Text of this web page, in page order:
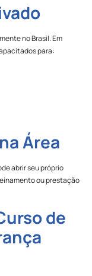
no Brasil. Em
para:
Área
abrir seu próprio
ou prestação
de